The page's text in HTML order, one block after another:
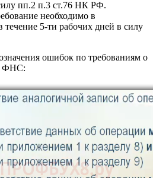
пп.2 п.3 ст.76 НК РФ.
необходимо в
течение 5-ти рабочих дней в силу
ошибок по требованиям о
ФНС: